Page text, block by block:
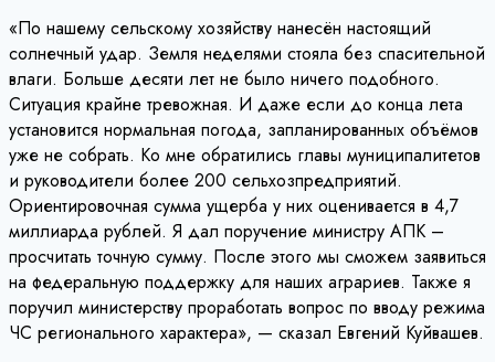
«По нашему сельскому хозяйству нанесён настоящий
солнечный удар. Земля неделями стояла без спасительной
влаги. Больше десяти лет не было ничего подобного.
Ситуация крайне тревожная. И даже если до конца лета
установится нормальная погода, запланированных объёмов
уже не собрать. Ко мне обратились главы муниципалитетов
и руководители более 200 сельхозпредприятий.
Ориентировочная сумма ущерба у них оценивается в 4,7
миллиарда рублей. Я дал поручение министру АПК –
просчитать точную сумму. После этого мы сможем заявиться
на федеральную поддержку для наших аграриев. Также я
поручил министерству проработать вопрос по вводу режима
ЧС регионального характера», — сказал Евгений Куйвашев.